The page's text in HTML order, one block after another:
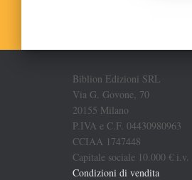
Biblion Edizioni SRL
Via G. Govone, 70
20155 Milano
P.IVA e C.F. 04430980963
CCIAA 1747448
Capitale sociale 10.000 € i.v.
Condizioni di vendita